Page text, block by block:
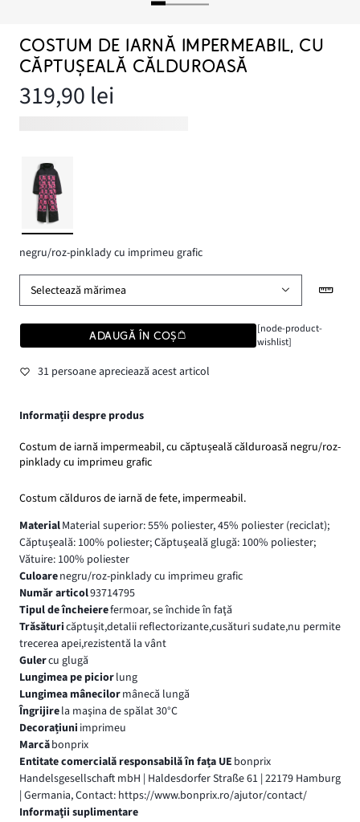
COSTUM DE IARNĂ IMPERMEABIL, CU
CĂPTUȘEALĂ CĂLDUROASĂ
319,90 lei
negru/roz-pinklady cu imprimeu grafic
Selectează mărimea
ADAUGĂ ÎN COȘ
[node-product-
wishlist]
31 persoane apreciează acest articol
Informații despre produs
Costum de iarnă impermeabil, cu căptușeală călduroasă negru/roz-
pinklady cu imprimeu grafic
Costum călduros de iarnă de fete, impermeabil.
MaterialMaterial superior: 55% poliester, 45% poliester (reciclat);
Căptuşeală: 100% poliester; Căptuşeală glugă: 100% poliester;
Vătuire: 100% poliester
Culoarenegru/roz-pinklady cu imprimeu grafic
Număr articol93714795
Tipul de încheierefermoar, se închide în faţă
Trăsăturicăptuşit,detalii reflectorizante,cusături sudate,nu permite
trecerea apei,rezistentă la vânt
Gulercu glugă
Lungimea pe piciorlung
Lungimea mânecilormânecă lungă
Îngrijirela maşina de spălat 30°C
Decorațiuni imprimeu
Marcăbonprix
Entitate comercială responsabilă în fața UE bonprix
Handelsgesellschaft mbH | Haldesdorfer Straße 61 | 22179 Hamburg
| Germania, Contact: https://www.bonprix.ro/ajutor/contact/
Informaţii suplimentare